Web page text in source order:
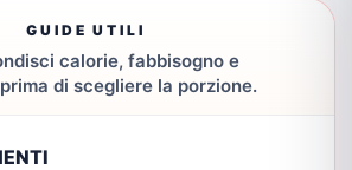
GUIDE UTILI
calorie, fabbisogno e
di scegliere la porzione.